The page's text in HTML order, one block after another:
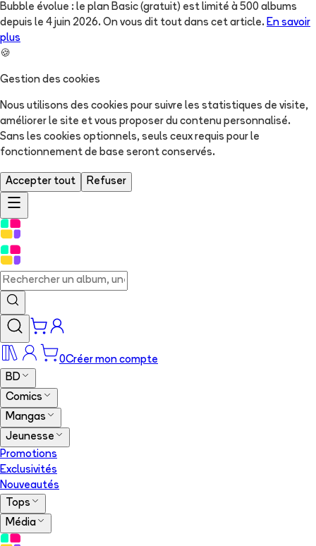
Bubble évolue : le plan Basic (gratuit) est limité à 500 albums
depuis le 4 juin 2026. On vous dit tout dans cet article. En savoir
plus
🍪
Gestion des cookies
Nous utilisons des cookies pour suivre les statistiques de visite,
améliorer le site et vous proposer du contenu personnalisé.
Sans les cookies optionnels, seuls ceux requis pour le
fonctionnement de base seront conservés.
Accepter tout Refuser
0Créer mon compte
BD
Comics
Mangas
Jeunesse
Promotions
Exclusivités
Nouveautés
Tops
Média